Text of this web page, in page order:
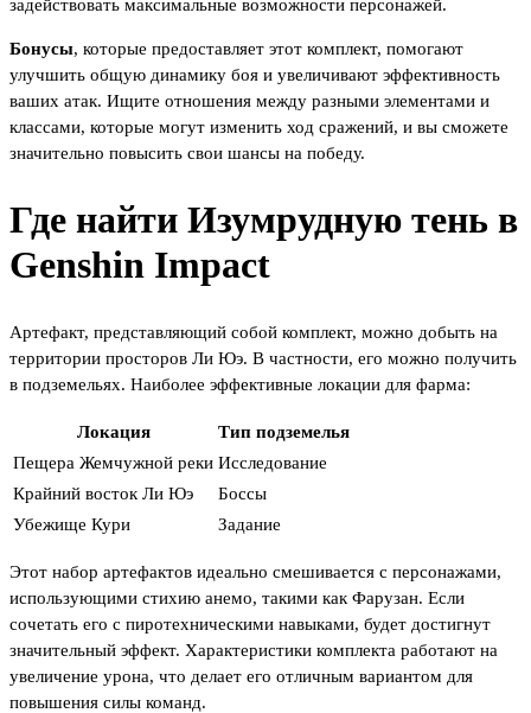
задействовать максимальные возможности персонажей.
Бонусы, которые предоставляет этот комплект, помогают
улучшить общую динамику боя и увеличивают эффективность
ваших атак. Ищите отношения между разными элементами и
классами, которые могут изменить ход сражений, и вы сможете
значительно повысить свои шансы на победу.
Где найти Изумрудную тень в
Genshin Impact
Артефакт, представляющий собой комплект, можно добыть на
территории просторов Ли Юэ. В частности, его можно получить
в подземельях. Наиболее эффективные локации для фарма:
Локация
Тип подземелья
Пещера Жемчужной реки Исследование
Крайний восток Ли Юэ
Боссы
Убежище Кури
Задание
Этот набор артефактов идеально смешивается с персонажами,
использующими стихию анемо, такими как Фарузан. Если
сочетать его с пиротехническими навыками, будет достигнут
значительный эффект. Характеристики комплекта работают на
увеличение урона, что делает его отличным вариантом для
повышения силы команд.